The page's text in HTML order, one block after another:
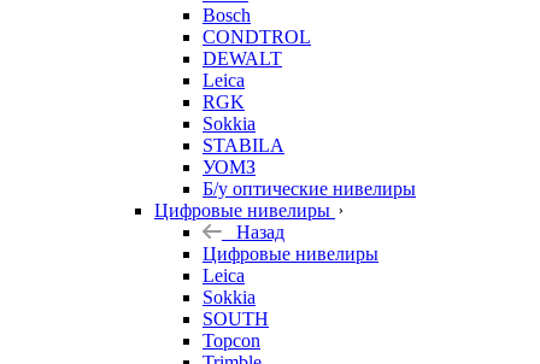
Bosch
CONDTROL
DEWALT
Leica
RGK
Sokkia
STABILA
УОМЗ
Б/у оптические нивелиры
Цифровые нивелиры
Назад
Цифровые нивелиры
Leica
Sokkia
SOUTH
Topcon